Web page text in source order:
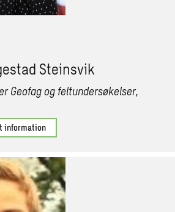
Steinsvik
Geofag og feltundersøkelser,
information